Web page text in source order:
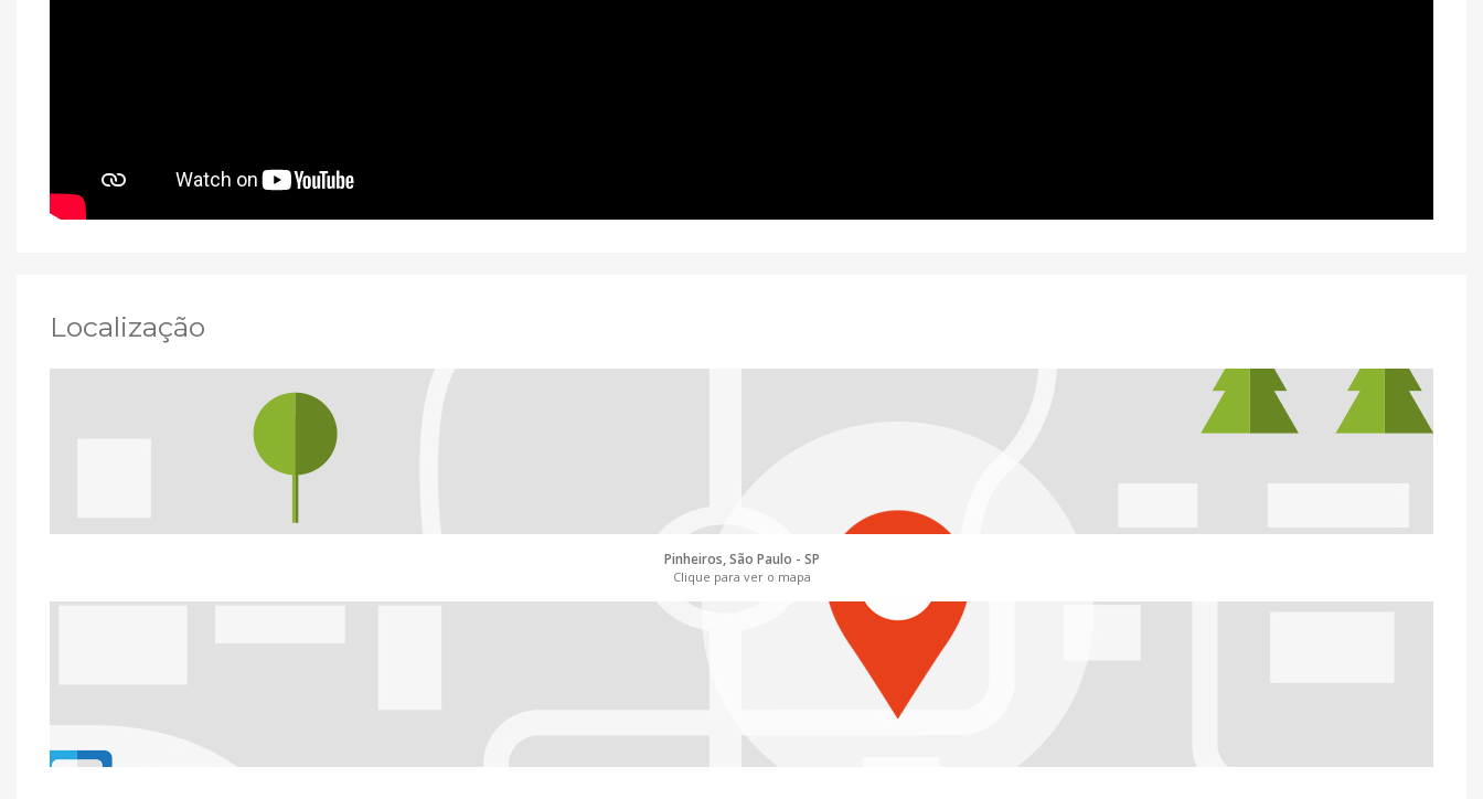
Localização
Pinheiros, São Paulo - SP
Clique para ver o mapa